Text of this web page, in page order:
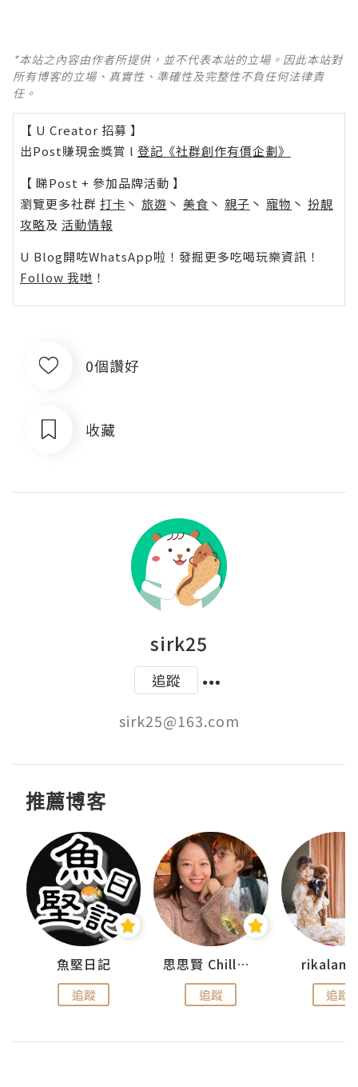
*本站之內容由作者所提供，並不代表本站的立場。因此本站對
所有博客的立場、真實性、準確性及完整性不負任何法律責
任。
【 U Creator 招募 】
出Post賺現金獎賞 l 登記《社群創作有價企劃》
【 睇Post + 參加品牌活動 】
瀏覽更多社群 打卡 丶 旅遊 丶 美食 丶 親子 丶 寵物 丶 扮靚
攻略及 活動情報
U Blog開咗WhatsApp啦！發掘更多吃喝玩樂資訊！
Follow 我哋 ！
0個讚好
收藏
sirk25
追蹤
sirk25@163.com
推薦博客
魚堅日記
追蹤
思思賢 ChillMyBabe
追蹤 追蹤